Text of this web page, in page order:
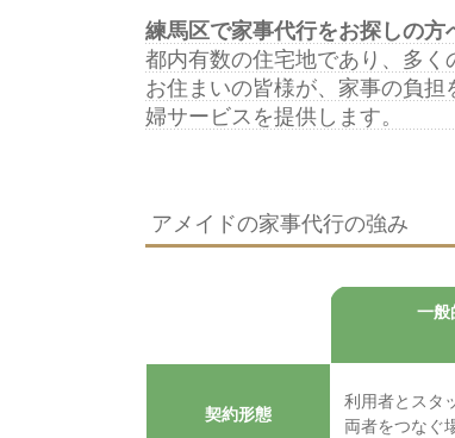
練馬区で家事代行をお探しの方
都内有数の住宅地であり、多
お住まいの皆様が、家事の負
婦サービスを提供します。
アメイドの家事代行の強み
一般
契約形態
利用者とスタ
両者をつなぐ